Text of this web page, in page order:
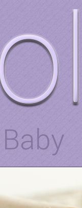
Baby